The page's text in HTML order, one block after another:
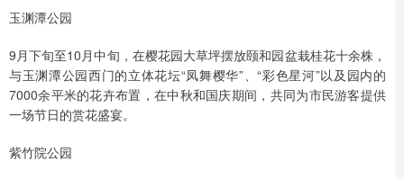
玉渊潭公园
9月下旬至10月中旬，在樱花园大草坪摆放颐和园盆栽桂花十余株，
与玉渊潭公园西门的立体花坛“凤舞樱华”、“彩色星河”以及园内的
7000余平米的花卉布置，在中秋和国庆期间，共同为市民游客提供
一场节日的赏花盛宴。
紫竹院公园